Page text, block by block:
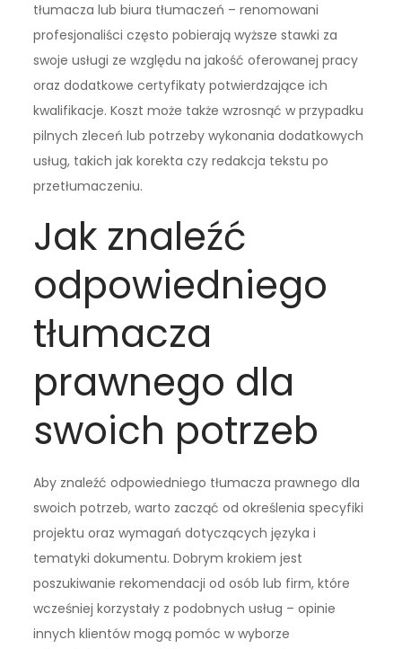
tłumacza lub biura tłumaczeń – renomowani
profesjonaliści często pobierają wyższe stawki za
swoje usługi ze względu na jakość oferowanej pracy
oraz dodatkowe certyfikaty potwierdzające ich
kwalifikacje. Koszt może także wzrosnąć w przypadku
pilnych zleceń lub potrzeby wykonania dodatkowych
usług, takich jak korekta czy redakcja tekstu po
przetłumaczeniu.
Jak znaleźć
odpowiedniego
tłumacza
prawnego dla
swoich potrzeb
Aby znaleźć odpowiedniego tłumacza prawnego dla
swoich potrzeb, warto zacząć od określenia specyfiki
projektu oraz wymagań dotyczących języka i
tematyki dokumentu. Dobrym krokiem jest
poszukiwanie rekomendacji od osób lub firm, które
wcześniej korzystały z podobnych usług – opinie
innych klientów mogą pomóc w wyborze